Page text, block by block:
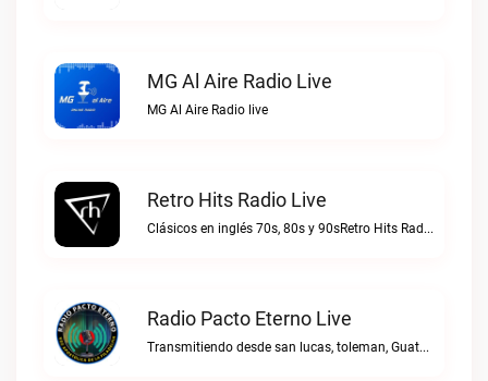
MG Al Aire Radio Live
MG Al Aire Radio live
Retro Hits Radio Live
Clásicos en inglés 70s, 80s y 90sRetro Hits Radio live
Radio Pacto Eterno Live
Transmitiendo desde san lucas, toleman, Guatemala. Centro america.Radio Pacto Eterno live